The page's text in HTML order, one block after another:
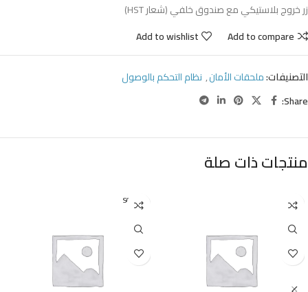
زر خروج بلاستيكي مع صندوق خلفي (شعار HST)
Add to compare
Add to wishlist
التصنيفات:ملحقات الأمان, نظام التحكم بالوصول
Share:
منتجات ذات صلة
SOLD O
UT